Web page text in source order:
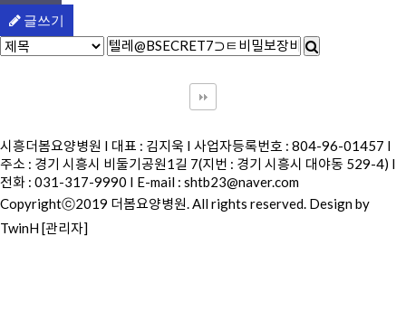
글쓰기
시흥더봄요양병원 I 대표 : 김지욱 I 사업자등록번호 : 804-96-01457 I
주소 : 경기 시흥시 비둘기공원1길 7(지번 : 경기 시흥시 대야동 529-4) I
전화 : 031-317-9990 I E-mail : shtb23@naver.com
Copyrightⓒ2019 더봄요양병원. All rights reserved. Design by
TwinH[관리자]